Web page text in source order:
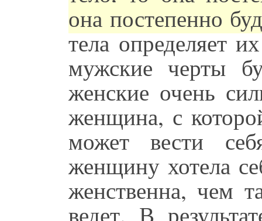
она постепенно
тела определяет
мужские черты
женские очень
женщина, с
может вести
женщину хотела
женственна, чем
ведет. В